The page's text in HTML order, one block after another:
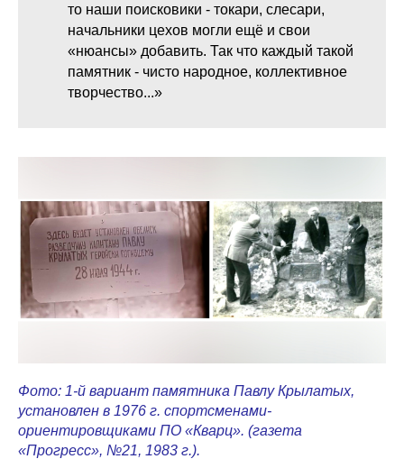
то наши поисковики - токари, слесари,
начальники цехов могли ещё и свои
«нюансы» добавить. Так что каждый такой
памятник - чисто народное, коллективное
творчество...»
Фото: 1-й вариант памятника Павлу Крылатых,
установлен в 1976 г. спортсменами-
ориентировщиками ПО «Кварц». (газета
«Прогресс», №21, 1983 г.).